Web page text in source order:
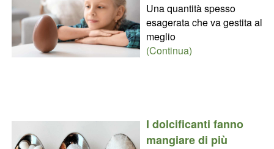
Una quantità spesso
esagerata che va gestita al
meglio
(Continua)
I dolcificanti fanno
mangiare di più